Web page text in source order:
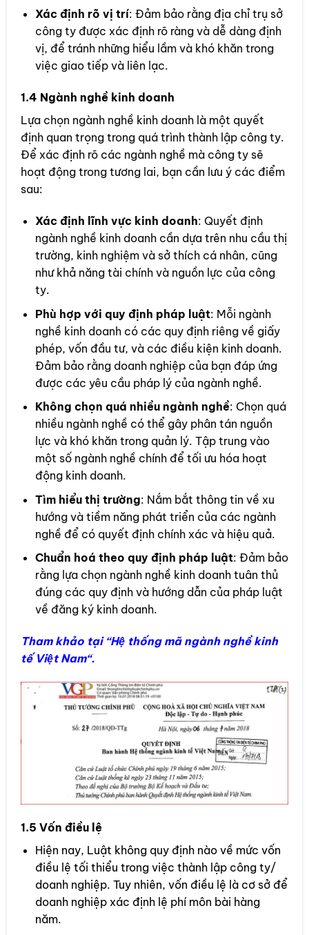
Xác định rõ vị trí: Đảm bảo rằng địa chỉ trụ sở
công ty được xác định rõ ràng và dễ dàng định
vị, để tránh những hiểu lầm và khó khăn trong
việc giao tiếp và liên lạc.
1.4 Ngành nghề kinh doanh
Lựa chọn ngành nghề kinh doanh là một quyết
định quan trọng trong quá trình thành lập công ty.
Để xác định rõ các ngành nghề mà công ty sẽ
hoạt động trong tương lai, bạn cần lưu ý các điểm
sau:
Xác định lĩnh vực kinh doanh: Quyết định
ngành nghề kinh doanh cần dựa trên nhu cầu thị
trường, kinh nghiệm và sở thích cá nhân, cũng
như khả năng tài chính và nguồn lực của công
ty.
Phù hợp với quy định pháp luật: Mỗi ngành
nghề kinh doanh có các quy định riêng về giấy
phép, vốn đầu tư, và các điều kiện kinh doanh.
Đảm bảo rằng doanh nghiệp của bạn đáp ứng
được các yêu cầu pháp lý của ngành nghề.
Không chọn quá nhiều ngành nghề: Chọn quá
nhiều ngành nghề có thể gây phân tán nguồn
lực và khó khăn trong quản lý. Tập trung vào
một số ngành nghề chính để tối ưu hóa hoạt
động kinh doanh.
Tìm hiểu thị trường: Nắm bắt thông tin về xu
hướng và tiềm năng phát triển của các ngành
nghề để có quyết định chính xác và hiệu quả.
Chuẩn hoá theo quy định pháp luật: Đảm bảo
rằng lựa chọn ngành nghề kinh doanh tuân thủ
đúng các quy định và hướng dẫn của pháp luật
về đăng ký kinh doanh.
Tham khảo tại “Hệ thống mã ngành nghề kinh
tế Việt Nam“.
1.5 Vốn điều lệ
Hiện nay, Luật không quy định nào về mức vốn
điều lệ tối thiểu trong việc thành lập công ty/
doanh nghiệp. Tuy nhiên, vốn điều lệ là cơ sở để
doanh nghiệp xác định lệ phí môn bài hàng
năm.